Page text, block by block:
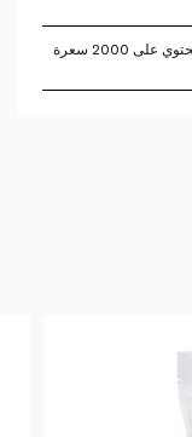
تستند النسبة المئوية للقيم اليومية على نظام غذائي يحتوي على 2000 سعرة